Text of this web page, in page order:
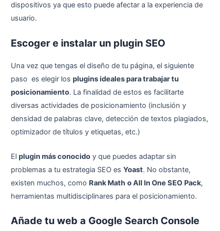
dispositivos ya que esto puede afectar a la experiencia de
usuario.
Escoger e instalar un plugin SEO
Una vez que tengas el diseño de tu página, el siguiente
paso es elegir losplugins ideales para trabajar tu
posicionamiento. La finalidad de estos es facilitarte
diversas actividades de posicionamiento (inclusión y
densidad de palabras clave, detección de textos plagiados,
optimizador de títulos y etiquetas, etc.)
Elplugin más conocido y que puedes adaptar sin
problemas a tu estrategia SEO esYoast. No obstante,
existen muchos, como Rank Math o All In One SEO Pack,
herramientas multidisciplinares para el posicionamiento.
Añade tu web a Google Search Console